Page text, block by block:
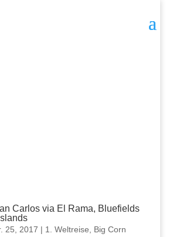
Carlos via El Rama, Bluefields
25, 2017 | 1. Weltreise
Big Corn